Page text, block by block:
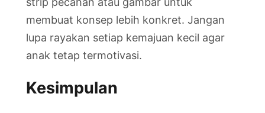
membuat konsep lebih konkret. Jangan
lupa rayakan setiap kemajuan kecil agar
anak tetap termotivasi.
Kesimpulan